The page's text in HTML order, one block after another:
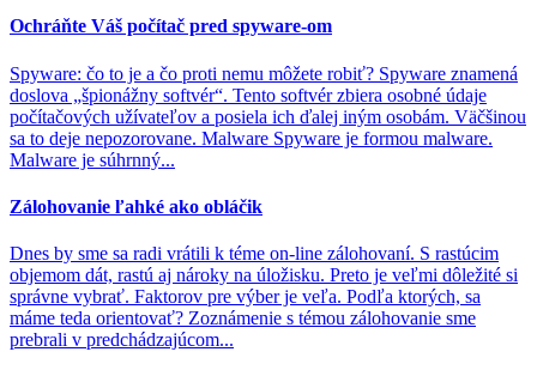
Ochráňte Váš počítač pred spyware-om
Spyware: čo to je a čo proti nemu môžete robiť? Spyware znamená
doslova „špionážny softvér“. Tento softvér zbiera osobné údaje
počítačových užívateľov a posiela ich ďalej iným osobám. Väčšinou
sa to deje nepozorovane. Malware Spyware je formou malware.
Malware je súhrnný...
Zálohovanie ľahké ako obláčik
Dnes by sme sa radi vrátili k téme on-line zálohovaní. S rastúcim
objemom dát, rastú aj nároky na úložisku. Preto je veľmi dôležité si
správne vybrať. Faktorov pre výber je veľa. Podľa ktorých, sa
máme teda orientovať? Zoznámenie s témou zálohovanie sme
prebrali v predchádzajúcom...